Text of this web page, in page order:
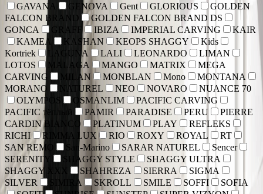
GAVANA
GENOVA Gent GLORIOUS
GOLDEN
FALCON BRAND
GOLDEN FALCON BRAND DS
GONCA
GRAFF IBIZA IMPERIAL CARVING
KAIR
KAMEA
KASHAN KEOPS SHAGGY
Kids
Kortriek
LAGUNA LALI LEONARDO
LIMAN
LOTOS
MALAGA MANGO MATRIX
MEGA
CARVING
MILAN MONBLAN Mono
MONTANA
MORANO
NATUREL NEO NOVARO
NUANCE 70
OLYMPOS
OSMANLIM
PACIFIC CARVING
PACIFIC тёплый
PAMIR PARADISE PERU
PIERRE
CARDIN BIANCO
PLATINUM PLAY
REFLEKS
RICHI
RIMMA LUX RIO ROXY ROYAL
RT
SAN REMO
San-Marino SARAR NATUREL
Sencer
SERENITY
SHAGGY STYLE
SHAGGY ULTRA
SHAGGY XXX
SHAHREZA SIERRA
SIGMA
SILVER
SIMIRA SKROLL SMILE SOFFI
SOFIA